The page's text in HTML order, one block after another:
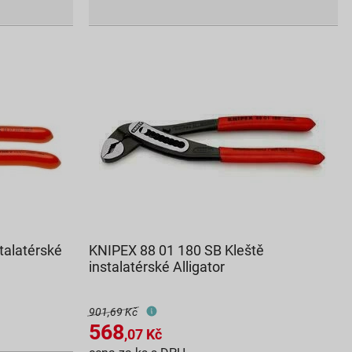
KNIPEX 88 01 180 SB Kleště
instalatérské Alligator
901,69 Kč
568,07Kč